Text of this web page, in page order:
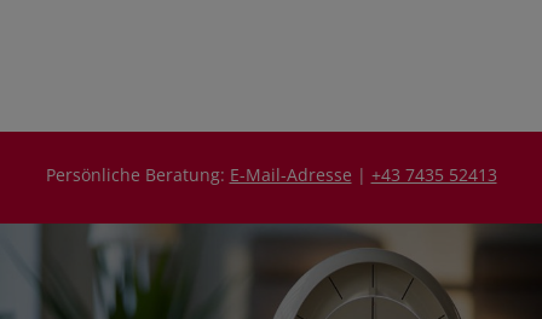
Persönliche Beratung: E-Mail-Adresse | +43 7435 52413